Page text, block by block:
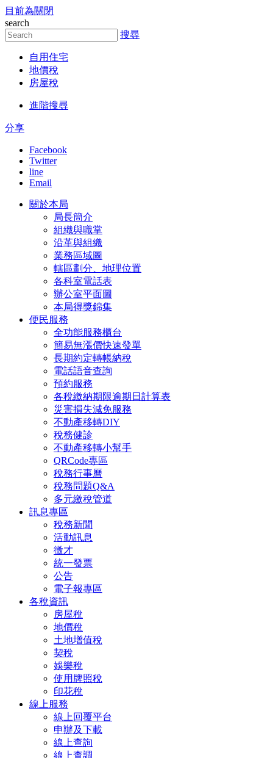
跳到主要內容區塊
目前為關閉
search
搜尋
自用住宅
地價稅
房屋稅
進階搜尋
分享
Facebook
Twitter
line
Email
關於本局
局長簡介
組織與職掌
沿革與組織
業務區域圖
轄區劃分、地理位置
各科室電話表
辦公室平面圖
本局得獎錦集
便民服務
全功能服務櫃台
簡易無漲價快速發單
長期約定轉帳納稅
電話語音查詢
預約服務
各稅繳納期限逾期日計算表
災害損失減免服務
不動產移轉DIY
稅務健診
不動產移轉小幫手
QRCode專區
稅務行事曆
稅務問題Q&A
多元繳稅管道
訊息專區
稅務新聞
活動訊息
徵才
統一發票
公告
電子報專區
各稅資訊
房屋稅
地價稅
土地增值稅
契稅
娛樂稅
使用牌照稅
印花稅
線上服務
線上回覆平台
申辦及下載
線上查詢
線上查調